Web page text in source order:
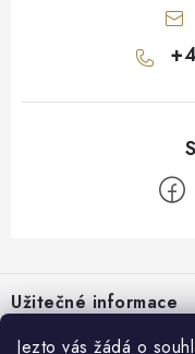
Jezto vás žádá o
pUžitečné informace
O nás